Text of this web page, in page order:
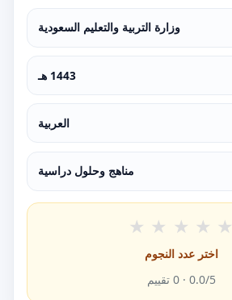
وزارة التربية والتعليم السعودية
1443 هـ
العربية
مناهج وحلول دراسية
★ ★ ★ ★ ★
اختر عدد النجوم
0.0/5 ·
0 تقييم